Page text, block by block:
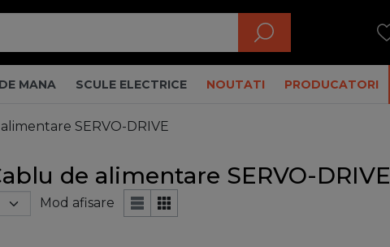
MANA SCULE ELECTRICE NOUTATI PRODUCATORI
SERVO-DRIVE
de alimentare SERVO-DRIVE
Mod afisare